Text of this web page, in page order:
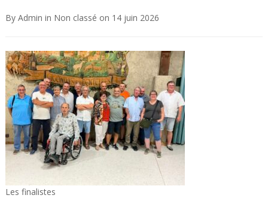
By Admin in Non classé on 14 juin 2026
Les finalistes